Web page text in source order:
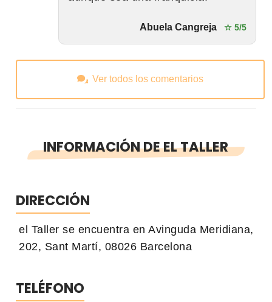
Abuela Cangreja ☆ 5/5
Ver todos los comentarios
INFORMACIÓN DE EL TALLER
DIRECCIÓN
el Taller se encuentra en Avinguda Meridiana,
202, Sant Martí, 08026 Barcelona
TELÉFONO